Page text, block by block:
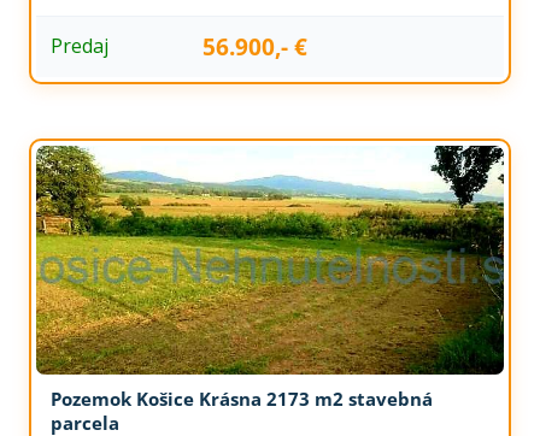
Predaj 56.900,- €
Pozemok Košice Krásna 2173 m2 stavebná
parcela